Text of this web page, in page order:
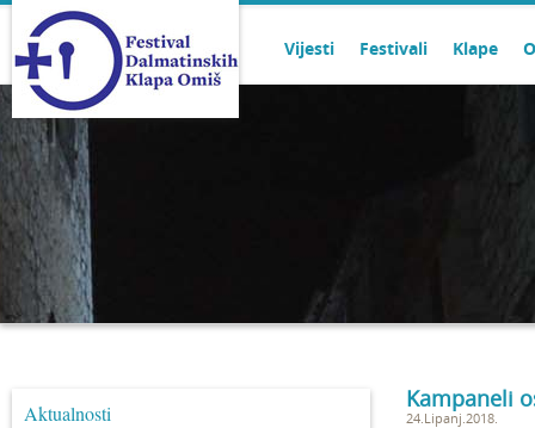
Vijesti Festivali Klape
Aktualnosti
Kampaneli
24.Lipanj.2018.